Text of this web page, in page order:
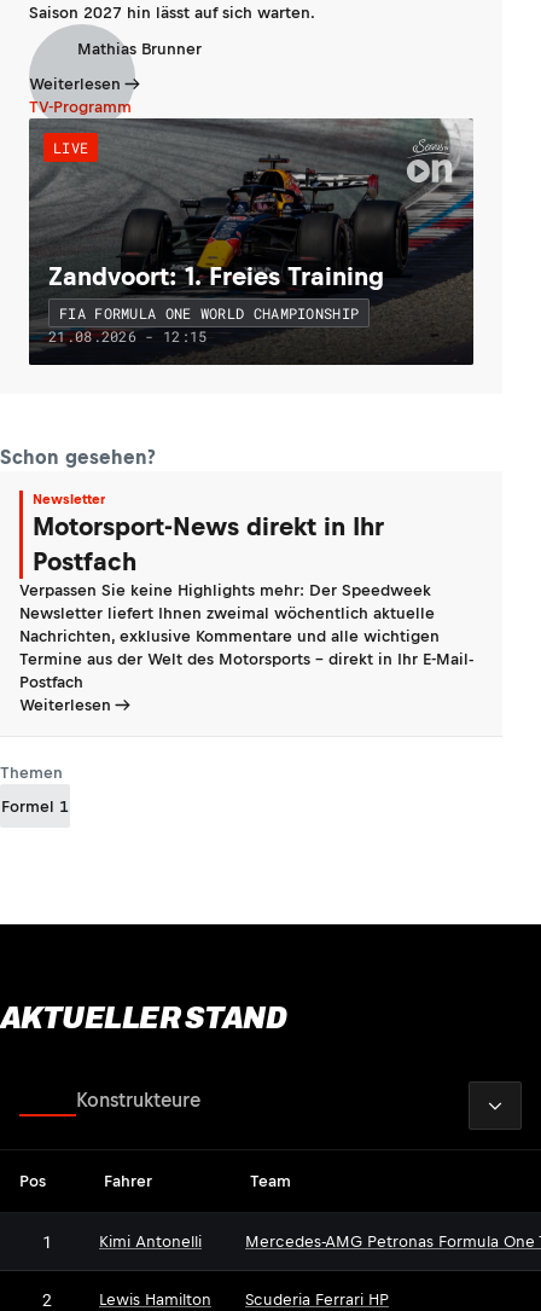
Saison 2027 hin lässt auf sich warten.
Mathias Brunner
Weiterlesen
TV-Programm
LIVE
Zandvoort: 1. Freies Training
FIA FORMULA ONE WORLD CHAMPIONSHIP
21.08.2026 - 12:15
Schon gesehen?
Newsletter
Motorsport-News direkt in Ihr
Postfach
Verpassen Sie keine Highlights mehr: Der Speedweek
Newsletter liefert Ihnen zweimal wöchentlich aktuelle
Nachrichten, exklusive Kommentare und alle wichtigen
Termine aus der Welt des Motorsports - direkt in Ihr E-Mail-
Postfach
Weiterlesen
Themen
Formel 1
AKTUELLER STAND
Konstrukteure
Pos Fahrer Team
1 Kimi Antonelli Mercedes-AMG Petronas Formula One
2 Lewis Hamilton Scuderia Ferrari HP